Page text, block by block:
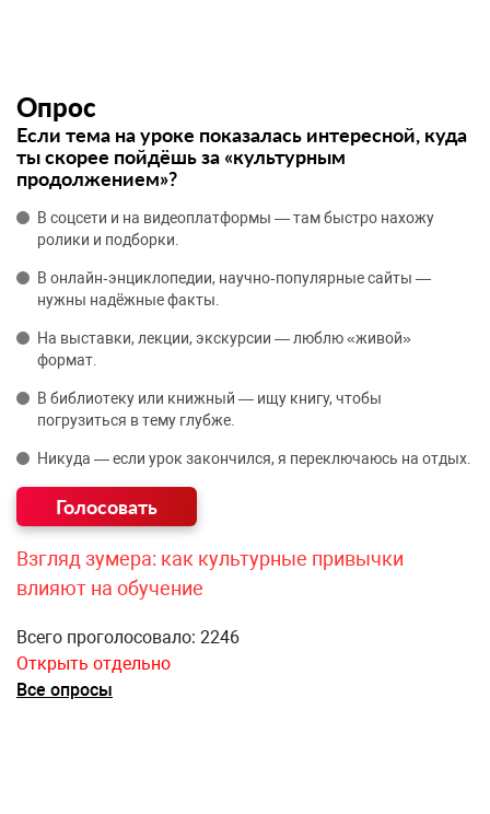
Опрос
Если тема на уроке показалась интересной, куда
ты скорее пойдёшь за «культурным
продолжением»?
В соцсети и на видеоплатформы — там быстро нахожу
ролики и подборки.
В онлайн‑энциклопедии, научно‑популярные сайты —
нужны надёжные факты.
На выставки, лекции, экскурсии — люблю «живой»
формат.
В библиотеку или книжный — ищу книгу, чтобы
погрузиться в тему глубже.
Никуда — если урок закончился, я переключаюсь на отдых.
Взгляд зумера: как культурные привычки
влияют на обучение
Всего проголосовало: 2246
Открыть отдельно
Все опросы